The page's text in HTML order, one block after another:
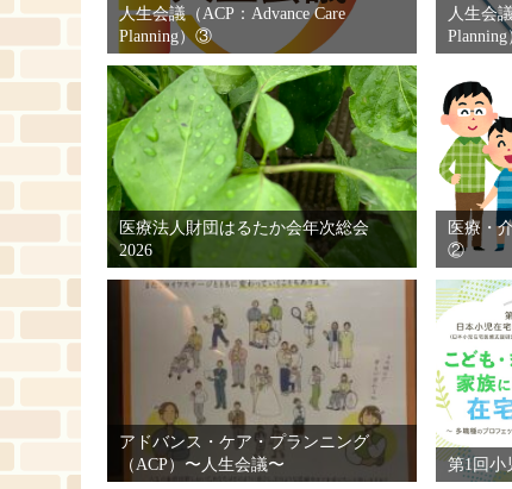
人生会議（ACP：Advance Care
Planning）③
人生会
医療法人財団はるたか会年次総会
2026
医療・
②
アドバンス・ケア・プランニング
（ACP）〜人生会議〜
第1回小